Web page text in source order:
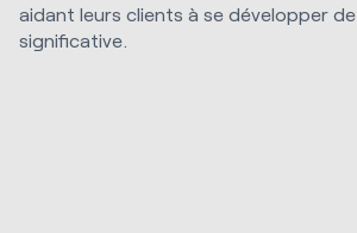
aidant leurs clients à se développer
significative.